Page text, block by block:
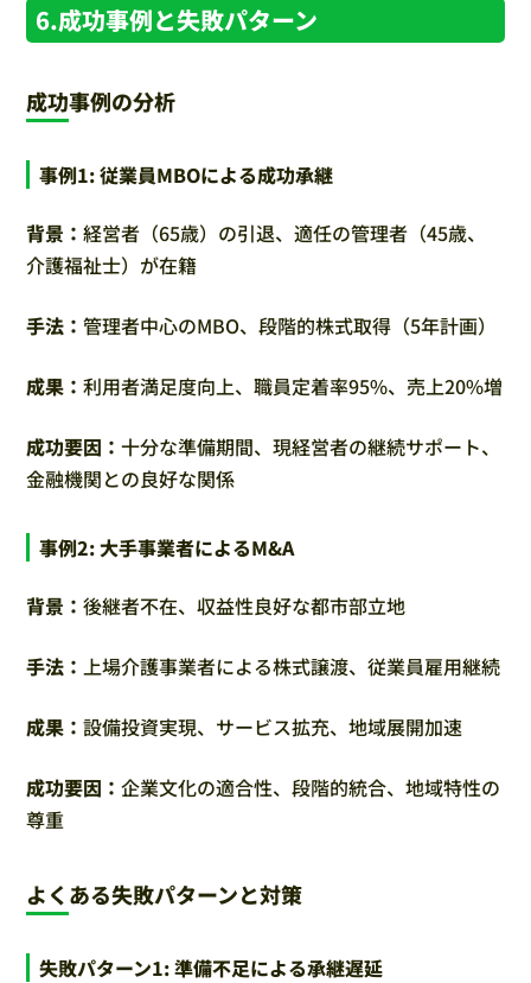
6.成功事例と失敗パターン
成功事例の分析
事例1: 従業員MBOによる成功承継
背景：経営者（65歳）の引退、適任の管理者（45歳、
介護福祉士）が在籍
手法：管理者中心のMBO、段階的株式取得（5年計画）
成果：利用者満足度向上、職員定着率95%、売上20%増
成功要因：十分な準備期間、現経営者の継続サポート、
金融機関との良好な関係
事例2: 大手事業者によるM&A
背景：後継者不在、収益性良好な都市部立地
手法： 上場介護事業者による株式譲渡、従業員雇用継続
成果：設備投資実現、サービス拡充、地域展開加速
成功要因：企業文化の適合性、段階的統合、地域特性の
尊重
よくある失敗パターンと対策
失敗パターン1: 準備不足による承継遅延